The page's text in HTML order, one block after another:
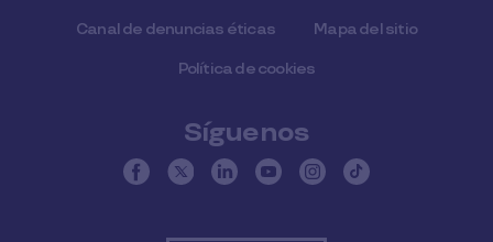
Canal de denuncias éticas Mapa del sitio
Política de cookies
Síguenos